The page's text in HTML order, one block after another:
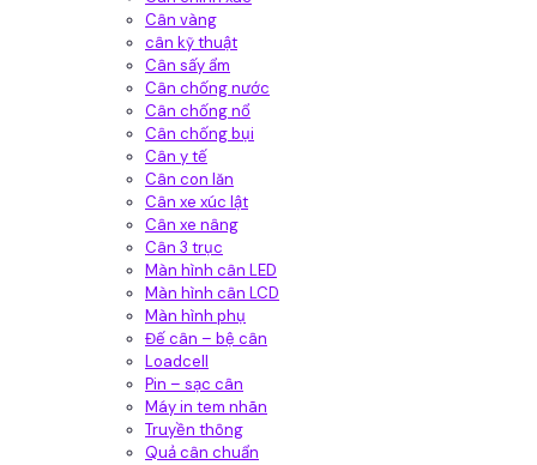
Cân vàng
cân kỹ thuật
Cân sấy ẩm
Cân chống nước
Cân chống nổ
Cân chống bụi
Cân y tế
Cân con lăn
Cân xe xúc lật
Cân xe nâng
Cân 3 trục
Màn hình cân LED
Màn hình cân LCD
Màn hình phụ
Đế cân – bệ cân
Loadcell
Pin – sạc cân
Máy in tem nhãn
Truyền thông
Quả cân chuẩn